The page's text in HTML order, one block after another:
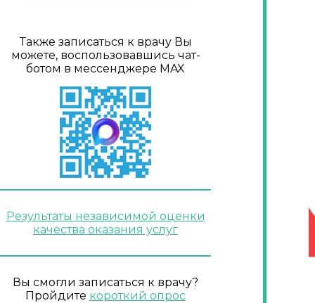
Также записаться к врачу Вы
можете, воспользовавшись чат-
ботом в мессенджере MAX
Результаты независимой оценки
качества оказания услуг
Вы смогли записаться к врачу?
Пройдите короткий опрос